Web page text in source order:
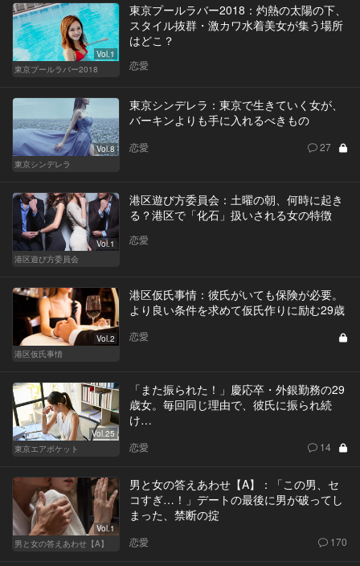
Vol.1
東京プールラバー2018
東京プールラバー2018：灼熱の太陽の下、
スタイル抜群・激カワ水着美女が集う場所
はどこ？
恋愛
Vol.8
東京シンデレラ
東京シンデレラ：東京で生きていく女が、
バーキンよりも手に入れるべきもの
恋愛 27
Vol.1
港区遊び方委員会
港区遊び方委員会：土曜の朝、何時に起き
る？港区で「化石」扱いされる女の特徴
恋愛
Vol.2
港区仮氏事情
港区仮氏事情：彼氏がいても保険が必要。
より良い条件を求めて仮氏作りに励む29歳
恋愛
Vol.25
東京エアポケット
「また振られた！」慶応卒・外銀勤務の29
歳女。毎回同じ理由で、彼氏に振られ続
け…
恋愛 14
Vol.1
男と女の答えあわせ【A】
男と女の答えあわせ【A】：「この男、セ
コすぎ…！」デートの最後に男が破ってし
まった、禁断の掟
恋愛 170